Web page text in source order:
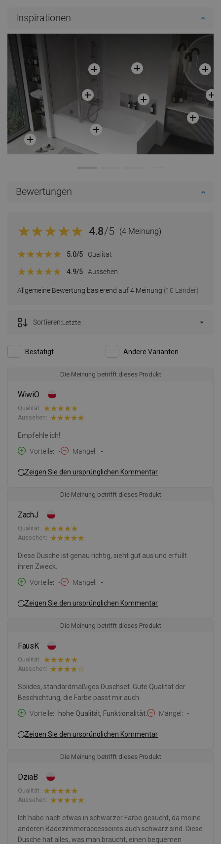
Inspirationen
Bewertungen
4.8/5 (4 Meinung)
Allgemeine Bewertung basierend auf 4 Meinung (10 Länder)
5.0/5 Qualität
4.9/5 Aussehen
Bestätigt Andere Varianten
Sortieren:Letzte
Die Meinung betrifft dieses Produkt
WiwiO
Qualität:
Aussehen:
Empfehle ich!
Vorteile
- Mängel -
Zeigen Sie den ursprünglichen Kommentar
Die Meinung betrifft dieses Produkt
ZachJ
Qualität:
Aussehen:
Diese Dusche ist genau richtig, sieht gut aus und erfüllt
ihren Zweck.
Vorteile
- Mängel -
Zeigen Sie den ursprünglichen Kommentar
Die Meinung betrifft dieses Produkt
FausK
Qualität:
Aussehen:
Solides, standardmäßiges Duschset. Gute Qualität der
Beschichtung, die Farbe passt mir auch.
Vorteile
hohe Qualität, Funktionalität. Mängel -
Zeigen Sie den ursprünglichen Kommentar
Die Meinung betrifft dieses Produkt
DziaB
Qualität:
Aussehen:
Ich habe nach etwas in schwarzer Farbe gesucht, da meine
anderen Badezimmeraccessoires auch schwarz sind. Diese
Dusche hat alles, was man braucht, einen bequemen